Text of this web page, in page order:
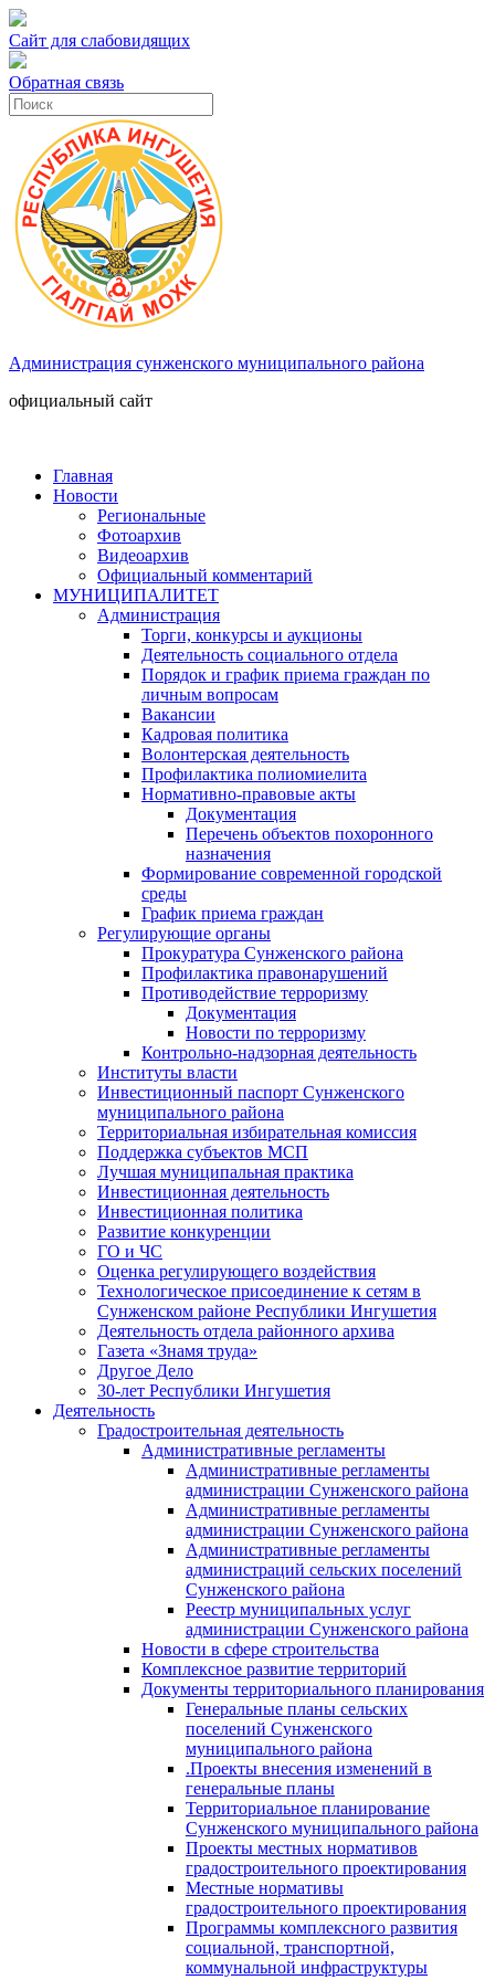
Сайт для слабовидящих
Обратная связь
Администрация сунженского муниципального района
официальный сайт
Главная
Новости
Региональные
Фотоархив
Видеоархив
Официальный комментарий
МУНИЦИПАЛИТЕТ
Администрация
Торги, конкурсы и аукционы
Деятельность социального отдела
Порядок и график приема граждан по
личным вопросам
Вакансии
Кадровая политика
Волонтерская деятельность
Профилактика полиомиелита
Нормативно-правовые акты
Документация
Перечень объектов похоронного
назначения
Формирование современной городской
среды
График приема граждан
Регулирующие органы
Прокуратура Сунженского района
Профилактика правонарушений
Противодействие терроризму
Документация
Новости по терроризму
Контрольно-надзорная деятельность
Институты власти
Инвестиционный паспорт Сунженского
муниципального района
Территориальная избирательная комиссия
Поддержка субъектов МСП
Лучшая муниципальная практика
Инвестиционная деятельность
Инвестиционная политика
Развитие конкуренции
ГО и ЧС
Оценка регулирующего воздействия
Технологическое присоединение к сетям в
Сунженском районе Республики Ингушетия
Деятельность отдела районного архива
Газета «Знамя труда»
Другое Дело
30-лет Республики Ингушетия
Деятельность
Градостроительная деятельность
Административные регламенты
Административные регламенты
администрации Сунженского района
Административные регламенты
администрации Сунженского района
Административные регламенты
администраций сельских поселений
Сунженского района
Реестр муниципальных услуг
администрации Сунженского района
Новости в сфере строительства
Комплексное развитие территорий
Документы территориального планирования
Генеральные планы сельских
поселений Сунженского
муниципального района
.Проекты внесения изменений в
генеральные планы
Территориальное планирование
Сунженского муниципального района
Проекты местных нормативов
градостроительного проектирования
Местные нормативы
градостроительного проектирования
Программы комплексного развития
социальной, транспортной,
коммунальной инфраструктуры